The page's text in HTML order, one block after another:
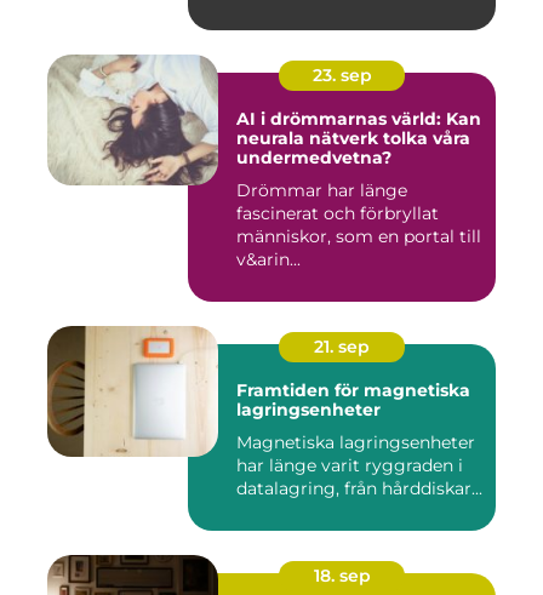
23. sep
AI i drömmarnas värld: Kan
neurala nätverk tolka våra
undermedvetna?
Drömmar har länge
fascinerat och förbryllat
människor, som en portal till
v&arin...
21. sep
Framtiden för magnetiska
lagringsenheter
Magnetiska lagringsenheter
har länge varit ryggraden i
datalagring, från hårddiskar...
18. sep